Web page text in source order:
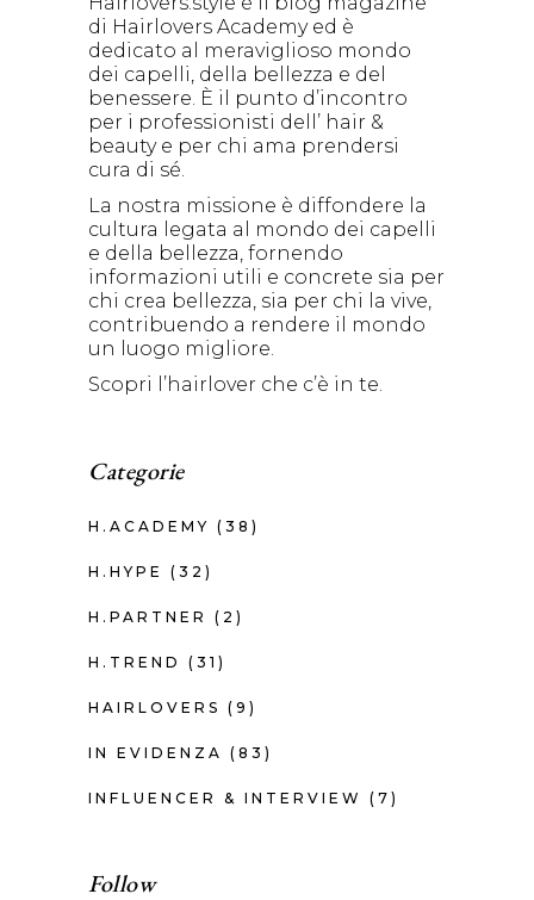
di Hairlovers Academy ed è
dedicato al meraviglioso mondo
dei capelli, della bellezza e del
benessere. È il punto d’incontro
per i professionisti dell’ hair &
beauty e per chi ama prendersi
cura di sé.
La nostra missione è diffondere la
cultura legata al mondo dei capelli
e della bellezza, fornendo
informazioni utili e concrete sia per
chi crea bellezza, sia per chi la vive,
contribuendo a rendere il mondo
un luogo migliore.
Scopri l’hairlover che c’è in te.
Categorie
H.ACADEMY (38)
H.HYPE (32)
H.PARTNER (2)
H.TREND (31)
HAIRLOVERS (9)
IN EVIDENZA (83)
INFLUENCER & INTERVIEW (7)
Follow